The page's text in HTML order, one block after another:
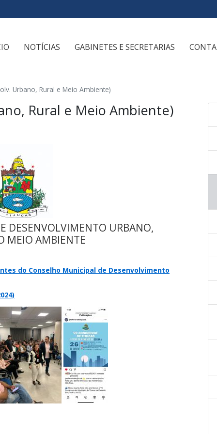
NOTÍCIAS GABINETES E SECRETARIAS
Urbano, Rural e Meio Ambiente)
Rural e Meio Ambiente)
DESENVOLVIMENTO URBANO,
MEIO AMBIENTE
do Conselho Municipal de Desenvolvimento